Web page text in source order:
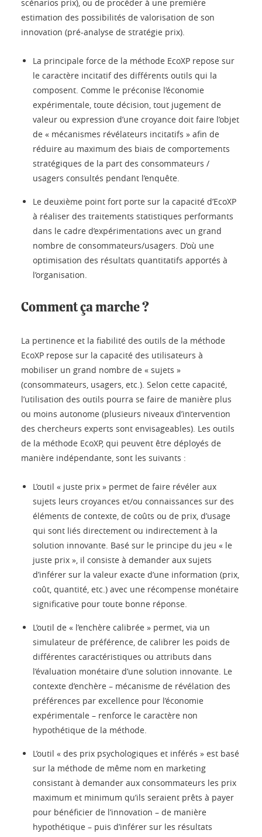
scénarios prix), ou de procéder à une première
estimation des possibilités de valorisation de son
innovation (pré-analyse de stratégie prix).
La principale force de la méthode EcoXP repose sur
le caractère incitatif des différents outils qui la
composent. Comme le préconise l’économie
expérimentale, toute décision, tout jugement de
valeur ou expression d’une croyance doit faire l’objet
de « mécanismes révélateurs incitatifs » afin de
réduire au maximum des biais de comportements
stratégiques de la part des consommateurs /
usagers consultés pendant l’enquête.
Le deuxième point fort porte sur la capacité d’EcoXP
à réaliser des traitements statistiques performants
dans le cadre d’expérimentations avec un grand
nombre de consommateurs/usagers. D’où une
optimisation des résultats quantitatifs apportés à
l’organisation.
Comment ça marche ?
La pertinence et la fiabilité des outils de la méthode
EcoXP repose sur la capacité des utilisateurs à
mobiliser un grand nombre de « sujets »
(consommateurs, usagers, etc.). Selon cette capacité,
l’utilisation des outils pourra se faire de manière plus
ou moins autonome (plusieurs niveaux d’intervention
des chercheurs experts sont envisageables). Les outils
de la méthode EcoXP, qui peuvent être déployés de
manière indépendante, sont les suivants :
L’outil « juste prix » permet de faire révéler aux
sujets leurs croyances et/ou connaissances sur des
éléments de contexte, de coûts ou de prix, d’usage
qui sont liés directement ou indirectement à la
solution innovante. Basé sur le principe du jeu « le
juste prix », il consiste à demander aux sujets
d’inférer sur la valeur exacte d’une information (prix,
coût, quantité, etc.) avec une récompense monétaire
significative pour toute bonne réponse.
L’outil de « l’enchère calibrée » permet, via un
simulateur de préférence, de calibrer les poids de
différentes caractéristiques ou attributs dans
l’évaluation monétaire d’une solution innovante. Le
contexte d’enchère – mécanisme de révélation des
préférences par excellence pour l’économie
expérimentale – renforce le caractère non
hypothétique de la méthode.
L’outil « des prix psychologiques et inférés » est basé
sur la méthode de même nom en marketing
consistant à demander aux consommateurs les prix
maximum et minimum qu’ils seraient prêts à payer
pour bénéficier de l’innovation – de manière
hypothétique – puis d’inférer sur les résultats